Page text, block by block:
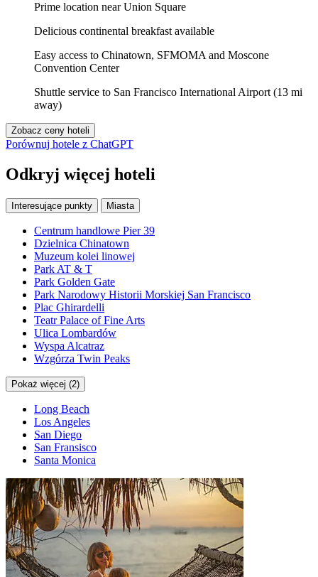
Prime location near Union Square
Delicious continental breakfast available
Easy access to Chinatown, SFMOMA and Moscone
Convention Center
Shuttle service to San Francisco International Airport (13 mi
away)
Zobacz ceny hoteli
Porównuj hotele z ChatGPT
Odkryj więcej hoteli
Interesujące punkty Miasta
Centrum handlowe Pier 39
Dzielnica Chinatown
Muzeum kolei linowej
Park AT & T
Park Golden Gate
Park Narodowy Historii Morskiej San Francisco
Plac Ghirardelli
Teatr Palace of Fine Arts
Ulica Lombardów
Wyspa Alcatraz
Wzgórza Twin Peaks
Pokaż więcej (2)
Long Beach
Los Angeles
San Diego
San Fransisco
Santa Monica